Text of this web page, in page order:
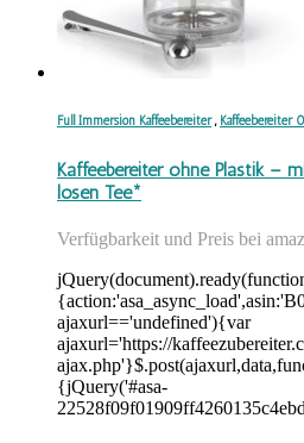
Full Immersion Kaffeebereiter, Kaffeebereiter
Kaffeebereiter ohne Plastik –
losen Tee*
Verfügbarkeit und Preis bei
ajaxurl=='undefined'){var
ajaxurl='https://
{jQuery('#asa-